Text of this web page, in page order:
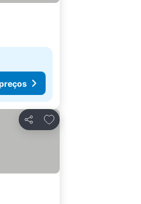
Partilhar
Adicionar aos favoritos